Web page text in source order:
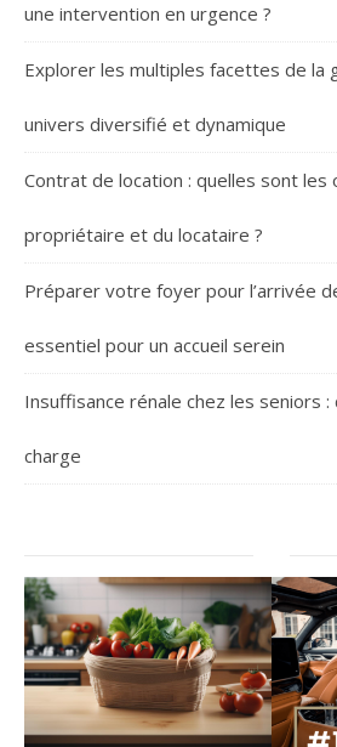
une intervention en urgence ?
Explorer les multiples facettes de la
univers diversifié et dynamique
Contrat de location : quelles sont les
propriétaire et du locataire ?
Préparer votre foyer pour l’arrivée
essentiel pour un accueil serein
Insuffisance rénale chez les seniors
charge